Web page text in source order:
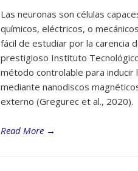
Las neuronas son células
químicos, eléctricos, o
fácil de estudiar por la carencia
prestigioso Instituto
método controlable para inducir
mediante nanodiscos
externo (Gregurec et al., 2020).
Read More →